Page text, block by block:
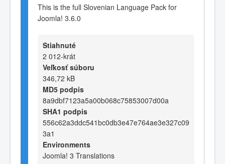
This is the full Slovenian Language Pack for
Joomla! 3.6.0
Stiahnuté
2 012-krát
Veľkosť súboru
346,72 kB
MD5 podpis
8a9dbf7123a5a00b068c75853007d00a
SHA1 podpis
556c62a3ddc541bc0db3e47e764ae3e327c09
3a1
Environments
Joomla! 3 Translations